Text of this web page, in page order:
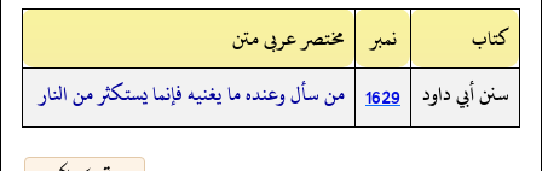
کتاب
نمبر
مختصر عربی متن
سنن أبي داود 1629 من سأل وعنده ما يغنيه فإنما يستكثر من النار